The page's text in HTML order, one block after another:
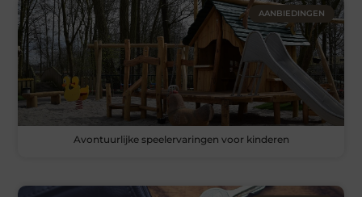
AANBIEDINGEN
Avontuurlijke speelervaringen voor kinderen